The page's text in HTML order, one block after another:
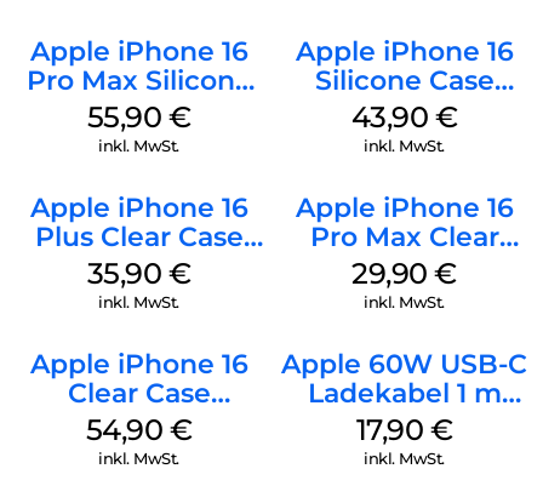
Apple iPhone 16
Pro Max Silicone
Case MagSafe
Stone Gray
55,90 €
inkl. MwSt.
Apple iPhone 16
Silicone Case
MagSafe Plum
43,90 €
inkl. MwSt.
Apple iPhone 16
Plus Clear Case
MagSafe
Transparent
35,90 €
inkl. MwSt.
Apple iPhone 16
Pro Max Clear
Case MagSafe
Transparent
29,90€
inkl. MwSt.
Apple iPhone 16
Clear Case
MagSafe
Transparent
54,90 €
inkl. MwSt.
Apple 60W USB-C
Ladekabel 1 m
Weiß
17,90 €
inkl. MwSt.